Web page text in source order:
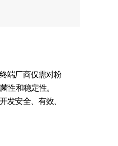
端厂商仅需对粉
和稳定性。
安全、有效、